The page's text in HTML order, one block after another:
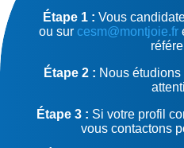
Étape 1 : Vous
ou sur cesm@montjoie.fr
Étape 2 : Nous
Étape 3 : Si votre profil
vous contactons